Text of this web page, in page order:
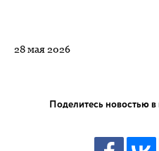
28 мая 2026
Поделитесь новостью в